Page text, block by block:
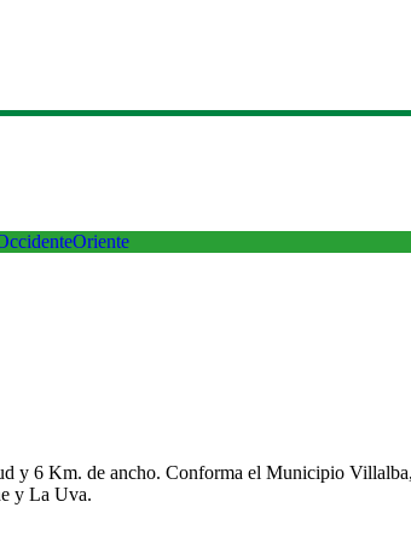
Oriente
y 6 Km. de ancho. Conforma el Municipio
y La Uva.